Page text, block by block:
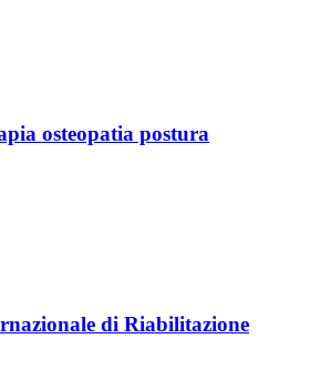
osteopatia postura
di Riabilitazione